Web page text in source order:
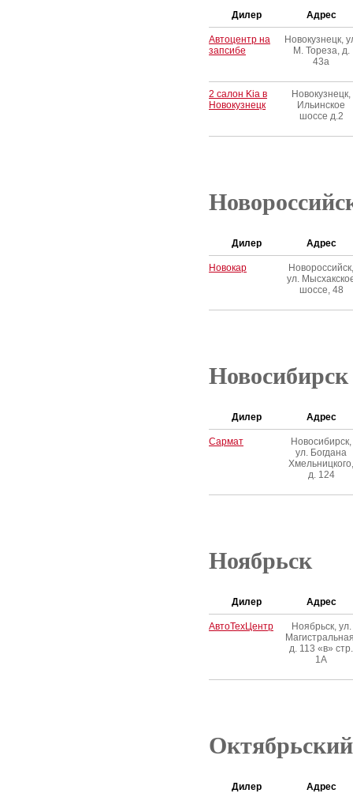
Дилер Адрес
Автоцентр на
запсибе
Новокузнецк,
М. Тореза, д.
43а
2 салон Kia в
Новокузнецк
Новокузнецк,
Ильинское
шоссе д.2
Дилер Адрес
Новокар
Новороссийск,
ул.
шоссе, 48
Новосибирск
Дилер Адрес
Сармат
Новосибирск,
ул. Богдана
Хмельницкого,
д. 124
Ноябрьск
Дилер Адрес
АвтоТехЦентр
Ноябрьск, ул.
д. 113 «в» стр.
1А
Октябрьский
Дилер Адрес